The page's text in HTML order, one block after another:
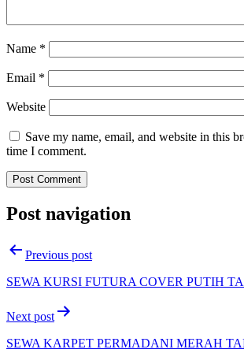
Name *
Email *
Website
Save my name, email, and website in this
time I comment.
Post navigation
Previous post
SEWA KURSI FUTURA COVER PUTIH
Next post
SEWA KARPET PERMADANI MERAH